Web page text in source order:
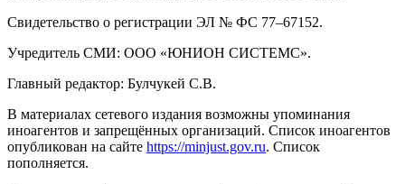
Свидетельство о регистрации ЭЛ № ФС 77–67152.
Учредитель СМИ: ООО «ЮНИОН СИСТЕМС».
Главный редактор: Булчукей С.В.
В материалах сетевого издания возможны упоминания
иноагентов и запрещённых организаций. Список иноагентов
опубликован на сайте https://minjust.gov.ru. Список
пополняется.